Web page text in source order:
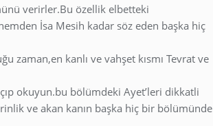
verirler.Bu özellik elbetteki
İsa Mesih kadar söz eden başka hiç
zaman,en kanlı ve vahşet kısmı Tevrat ve
okuyun.bu bölümdeki Ayet’leri dikkatli
ve akan kanın başka hiç bir bölümünde